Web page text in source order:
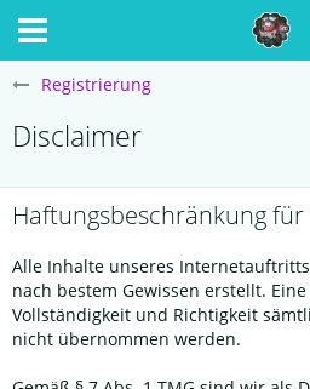
Registrierung
Disclaimer
Haftungsbeschränkung
Alle Inhalte unseres
nach bestem Gewissen erstellt.
Vollständigkeit und Richtigkeit
nicht übernommen werden.